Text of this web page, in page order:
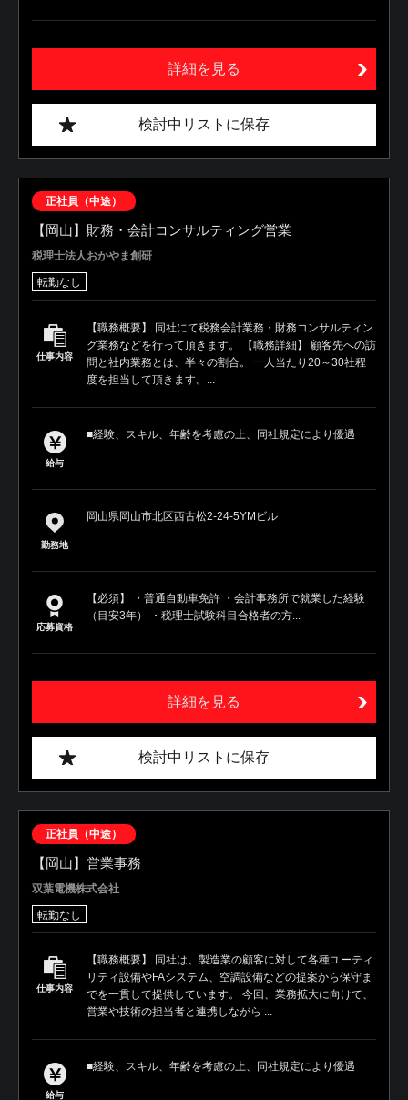
詳細を見る
検討中リストに保存
正社員（中途）
【岡山】財務・会計コンサルティング営業
税理士法人おかやま創研
転勤なし
仕事内容
【職務概要】 同社にて税務会計業務・財務コンサルティン
グ業務などを行って頂きます。 【職務詳細】 顧客先への訪
問と社内業務とは、半々の割合。 一人当たり20～30社程
度を担当して頂きます。...
給与
■経験、スキル、年齢を考慮の上、同社規定により優遇
勤務地
岡山県岡山市北区西古松2-24-5YMビル
応募資格
【必須】 ・普通自動車免許 ・会計事務所で就業した経験
（目安3年） ・税理士試験科目合格者の方...
詳細を見る
検討中リストに保存
正社員（中途）
【岡山】営業事務
双葉電機株式会社
転勤なし
仕事内容
【職務概要】 同社は、製造業の顧客に対して各種ユーティ
リティ設備やFAシステム、空調設備などの提案から保守ま
でを一貫して提供しています。 今回、業務拡大に向けて、
営業や技術の担当者と連携しながら ...
給与
■経験、スキル、年齢を考慮の上、同社規定により優遇